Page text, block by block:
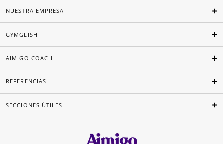
NUESTRA EMPRESA
GYMGLISH
AIMIGO COACH
REFERENCIAS
SECCIONES ÚTILES